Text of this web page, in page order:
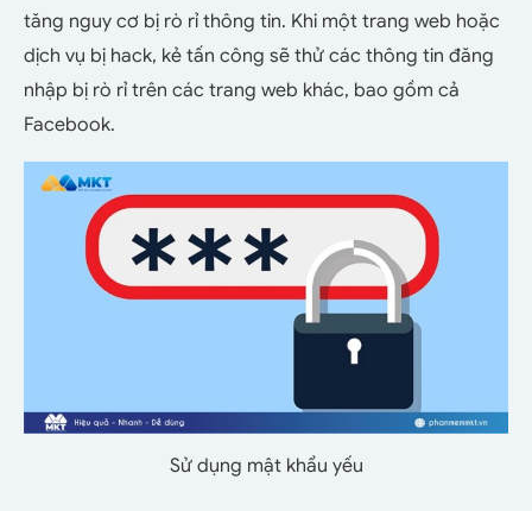
tăng nguy cơ bị rò rỉ thông tin. Khi một trang web hoặc
dịch vụ bị hack, kẻ tấn công sẽ thử các thông tin đăng
nhập bị rò rỉ trên các trang web khác, bao gồm cả
Facebook.
Sử dụng mật khẩu yếu